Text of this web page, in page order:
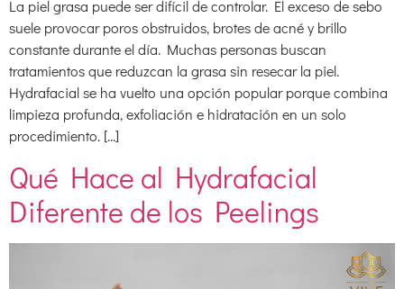
La piel grasa puede ser difícil de controlar. El exceso de sebo
suele provocar poros obstruidos, brotes de acné y brillo
constante durante el día. Muchas personas buscan
tratamientos que reduzcan la grasa sin resecar la piel.
Hydrafacial se ha vuelto una opción popular porque combina
limpieza profunda, exfoliación e hidratación en un solo
procedimiento. […]
Qué Hace al Hydrafacial
Diferente de los Peelings